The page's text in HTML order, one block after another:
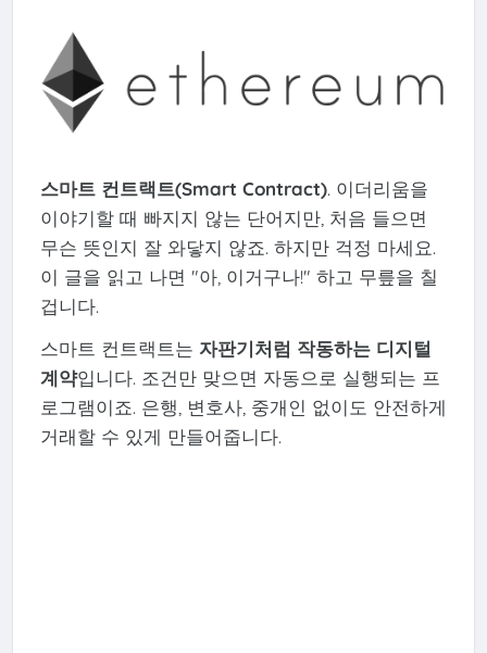
스마트 컨트랙트(Smart Contract). 이더리움을
이야기할 때 빠지지 않는 단어지만, 처음 들으면
무슨 뜻인지 잘 와닿지 않죠. 하지만 걱정 마세요.
이 글을 읽고 나면 "아, 이거구나!" 하고 무릎을 칠
겁니다.
스마트 컨트랙트는 자판기처럼 작동하는 디지털
계약입니다. 조건만 맞으면 자동으로 실행되는 프
로그램이죠. 은행, 변호사, 중개인 없이도 안전하게
거래할 수 있게 만들어줍니다.